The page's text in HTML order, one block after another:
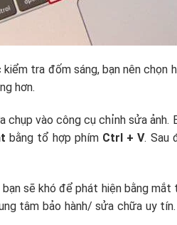
tra đốm sáng, bạn nên chọn
hơn.
chụp vào công cụ chỉnh sửa ảnh.
bằng tổ hợp phím Ctrl + V. Sau
sẽ khó để phát hiện bằng
tâm bảo hành/ sửa chữa uy